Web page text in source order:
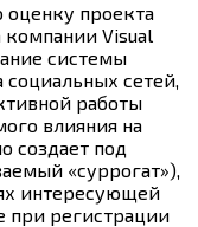
оценку проекта
компании Visual
системы
сетей,
работы
влияния на
создает под
«суррогат»),
интересующей
при регистрации